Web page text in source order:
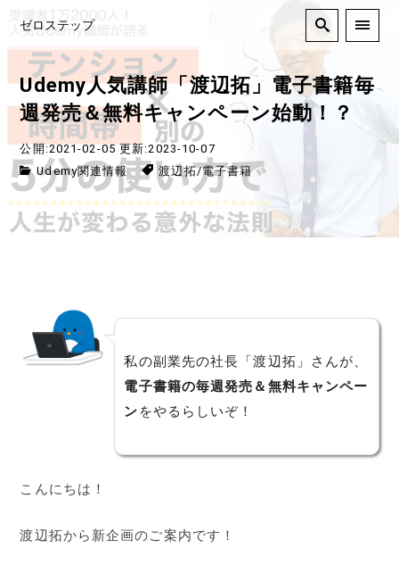
ゼロステップ
Udemy人気講師「渡辺拓」電子書籍毎
週発売＆無料キャンペーン始動！？
公開:2021-02-05 更新:2023-10-07
Udemy関連情報
渡辺拓/電子書籍
私の副業先の社長「渡辺拓」さんが、
電子書籍の毎週発売＆無料キャンペー
ン をやるらしいぞ！
こんにちは！
渡辺拓から新企画のご案内です！